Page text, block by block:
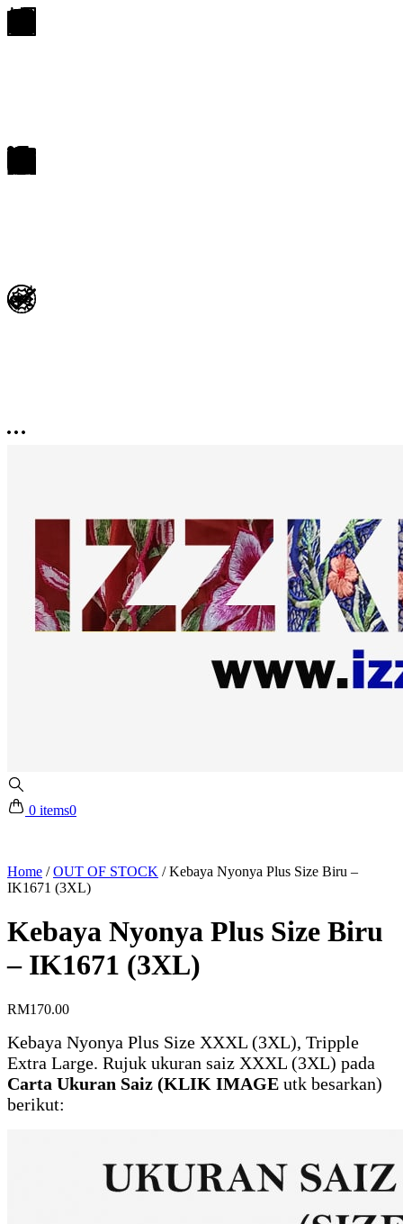
0 items0
Home /OUT OF STOCK /Kebaya Nyonya Plus Size Biru –
IK1671 (3XL)
Kebaya Nyonya Plus Size Biru
– IK1671 (3XL)
RM170.00
Kebaya Nyonya Plus Size XXXL (3XL), Tripple
Extra Large. Rujuk ukuran saiz XXXL (3XL) pada
Carta Ukuran Saiz (KLIK IMAGE utk besarkan)
berikut: